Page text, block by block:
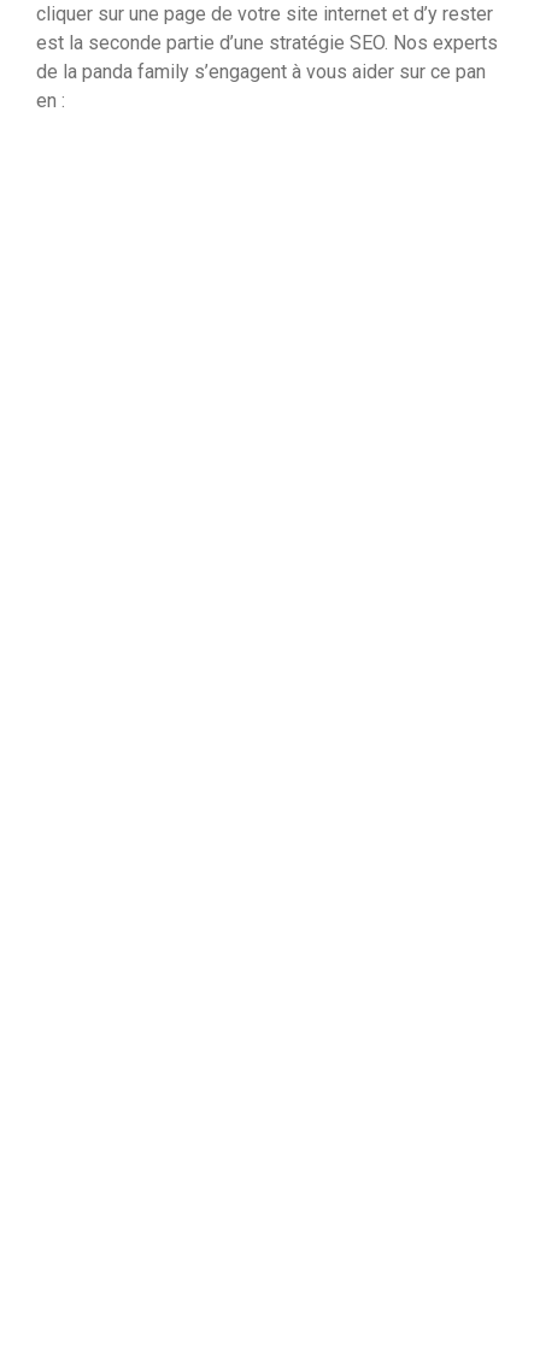
cliquer sur une page de votre site internet et d’y rester
est la seconde partie d’une stratégie SEO. Nos experts
de la panda family s’engagent à vous aider sur ce pan
en :